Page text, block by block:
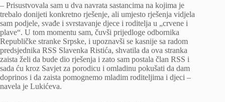
– Prisustvovala sam u dva navrata sastancima na kojima je
trebalo donijeti konkretno rješenje, ali umjesto rješenja vidjela
sam podjele, svađe i svrstavanje djece i roditelja u „crvene i
plave“. U tom momentu sam, čuvši prijedloge odbornika
Republičke stranke Srpske, i upoznavši se kasnije sa radom
predsjednika RSS Slavenka Ristića, shvatila da ova stranka
zaista želi da bude dio rješenja i zato sam postala član RSS i
sada ću kroz Savjet za porodicu i omladinu pokušati da dam
doprinos i da zaista pomognemo mladim roditeljima i djeci –
navela je Lukićeva.